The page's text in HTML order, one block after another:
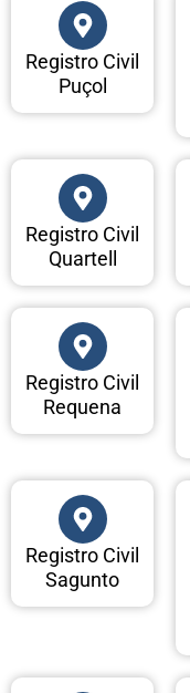
Registro Civil
Puçol
Registro Civil
Quartell
Registro Civil
Requena
Registro Civil
Sagunto